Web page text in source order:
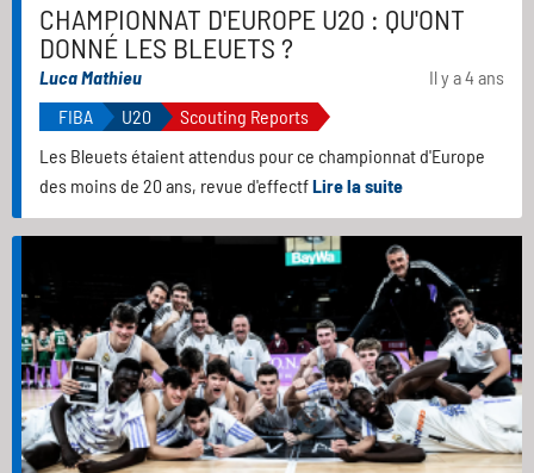
CHAMPIONNAT D'EUROPE U20 : QU'ONT
DONNÉ LES BLEUETS ?
Luca Mathieu
Il y a 4 ans
FIBA
U20
Scouting Reports
Les Bleuets étaient attendus pour ce championnat d'Europe
des moins de 20 ans, revue d'effectfLire la suite